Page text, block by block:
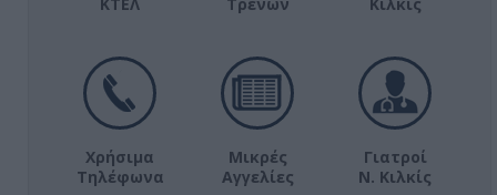
ΚΤΕΛ
Τρένων
Κιλκίς
Χρήσιμα
Τηλέφωνα
Μικρές
Αγγελίες
Γιατροί
Ν. Κιλκίς